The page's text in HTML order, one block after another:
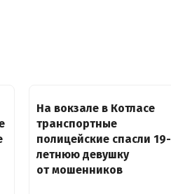
На вокзале в Котласе
транспортные
полицейские спасли 19-
летнюю девушку
от мошенников